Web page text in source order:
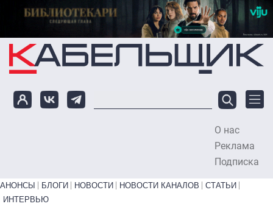
Перейти к основному содержанию
О нас
Реклама
Подписка
Primary links bottom
АНОНСЫ БЛОГИ НОВОСТИ НОВОСТИ КАНАЛОВ
СТАТЬИ
ИНТЕРВЬЮ